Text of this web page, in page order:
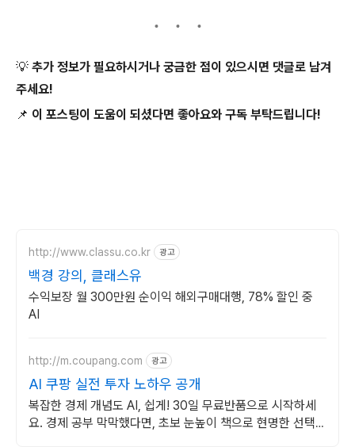
💡 추가 정보가 필요하시거나 궁금한 점이 있으시면 댓글로 남겨
주세요!
📌 이 포스팅이 도움이 되셨다면 좋아요와 구독 부탁드립니다!
http://www.classu.co.kr 광고
백경 강의, 클래스유
수익보장 월 300만원 순이익 해외구매대행, 78% 할인 중
AI
http://m.coupang.com 광고
AI 쿠팡 실전 투자 노하우 공개
복잡한 경제 개념도 AI, 쉽게! 30일 무료반품으로 시작하세
요. 경제 공부 막막했다면, 초보 눈높이 책으로 현명한 선택을